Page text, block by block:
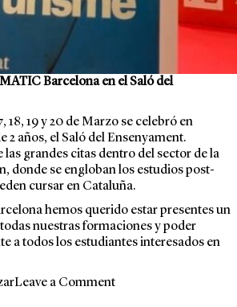
Barcelona en el Saló del
18, 19 y 20 de Marzo se celebró en
2 años, el Saló del Ensenyament.
grandes citas dentro del sector de la
donde se engloban los estudios post-
cursar en Cataluña.
hemos querido estar presentes un
nuestras formaciones y poder
a todos los estudiantes interesados en
Leave a Commenton